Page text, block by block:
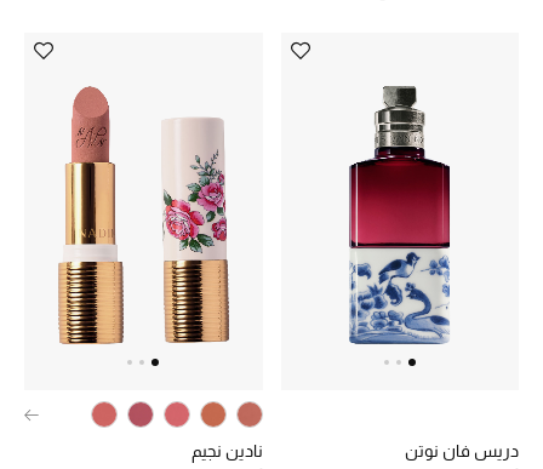
الحقائب النسائية
أحذية النسائية
دريس فان نوتن
نادين نجيم